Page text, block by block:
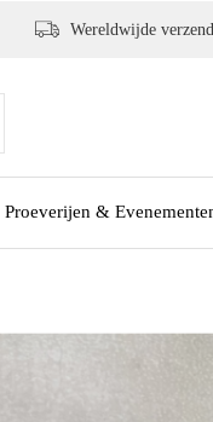
Proeverijen &
Wereldwijde